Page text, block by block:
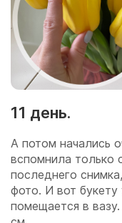
11 день.
А потом начались
вспомнила только
последнего
фото. И вот
помещается в